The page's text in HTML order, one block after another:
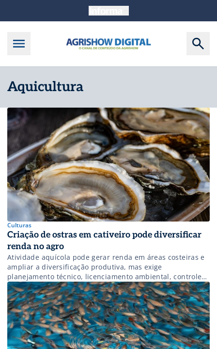
Aquicultura
Culturas
Criação de ostras em cativeiro pode diversificar
renda no agro
Atividade aquícola pode gerar renda em áreas costeiras e
ampliar a diversificação produtiva, mas exige
planejamento técnico, licenciamento ambiental, controle
sanitário e estratégia comercial.